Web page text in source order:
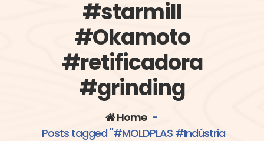
#starmill
#Okamoto
#retificadora
#grinding
Home-
Posts tagged "#MOLDPLAS #Indústria